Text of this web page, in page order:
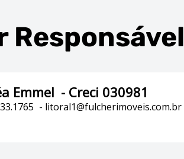
Responsável
Emmel - Creci 030981
- litoral1@fulcherimoveis.com.br